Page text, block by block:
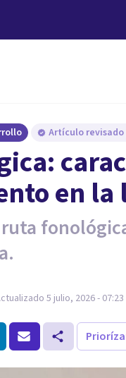
Artículo revisado
en la
5 julio, 2026 - 07:23